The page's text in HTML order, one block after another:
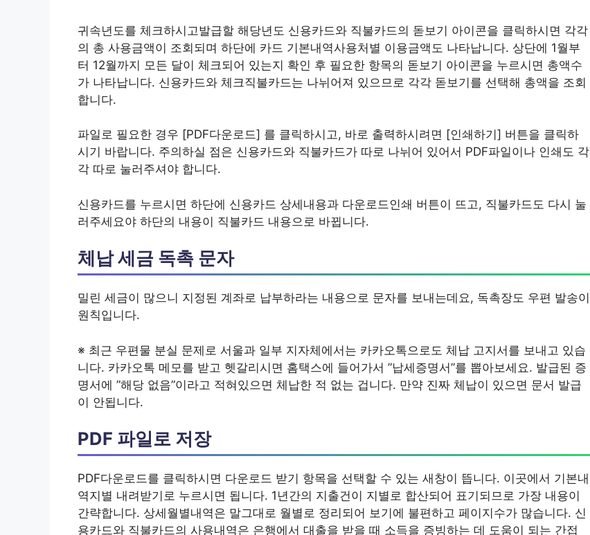
귀속년도를 체크하시고발급할 해당년도 신용카드와 직불카드의 돋보기 아이콘을 클릭하시면 각각
의 총 사용금액이 조회되며 하단에 카드 기본내역사용처별 이용금액도 나타납니다. 상단에 1월부
터 12월까지 모든 달이 체크되어 있는지 확인 후 필요한 항목의 돋보기 아이콘을 누르시면 총액수
가 나타납니다. 신용카드와 체크직불카드는 나뉘어져 있으므로 각각 돋보기를 선택해 총액을 조회
합니다.
파일로 필요한 경우 [PDF다운로드] 를 클릭하시고, 바로 출력하시려면 [인쇄하기] 버튼을 클릭하
시기 바랍니다. 주의하실 점은 신용카드와 직불카드가 따로 나뉘어 있어서 PDF파일이나 인쇄도 각
각 따로 눌러주셔야 합니다.
신용카드를 누르시면 하단에 신용카드 상세내용과 다운로드인쇄 버튼이 뜨고, 직불카드도 다시 눌
러주세요야 하단의 내용이 직불카드 내용으로 바뀝니다.
체납 세금 독촉 문자
밀린 세금이 많으니 지정된 계좌로 납부하라는 내용으로 문자를 보내는데요, 독촉장도 우편 발송이
원칙입니다.
※ 최근 우편물 분실 문제로 서울과 일부 지자체에서는 카카오톡으로도 체납 고지서를 보내고 있습
니다. 카카오톡 메모를 받고 헷갈리시면 홈택스에 들어가서 ”납세증명서”를 뽑아보세요. 발급된 증
명서에 ”해당 없음”이라고 적혀있으면 체납한 적 없는 겁니다. 만약 진짜 체납이 있으면 문서 발급
이 안됩니다.
PDF 파일로 저장
PDF다운로드를 클릭하시면 다운로드 받기 항목을 선택할 수 있는 새창이 뜹니다. 이곳에서 기본내
역지별 내려받기로 누르시면 됩니다. 1년간의 지출건이 지별로 합산되어 표기되므로 가장 내용이
간략합니다. 상세월별내역은 말그대로 월별로 정리되어 보기에 불편하고 페이지수가 많습니다. 신
용카드와 직불카드의 사용내역은 은행에서 대출을 받을 때 소득을 증빙하는 데 도움이 되는 간접